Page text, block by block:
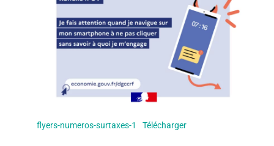
flyers-numeros-surtaxes-1 Télécharger